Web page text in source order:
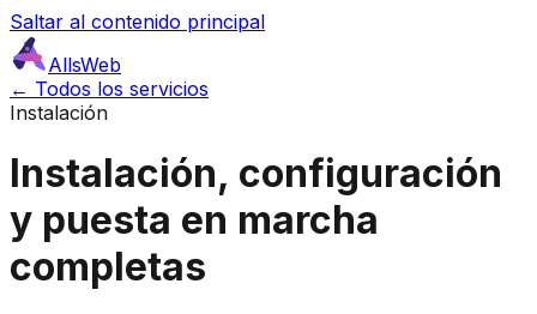
Saltar al contenido principal
AllsWeb
← Todos los servicios
Instalación
Instalación, configuración
y puesta en marcha
completas